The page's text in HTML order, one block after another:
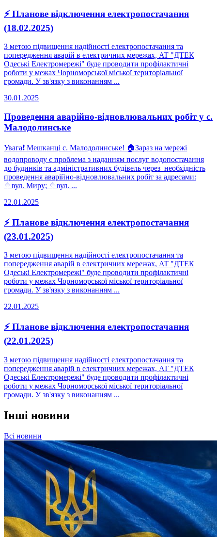
⚡ Планове відключення електропостачання
(18.02.2025)
З метою підвищення надійності електропостачання та
попередження аварій в електричних мережах, AT "ДТЕК
Одеські Електромережі" буде проводити профілактичні
роботи у межах Чорноморської міської територіальної
громади. У зв'язку з виконанням ...
30.01.2025
Проведення аварійно-відновлювальних робіт у с.
Малодолинське
Увага❗️ Мешканці с. Малодолинське! 🏠Зараз на мережі
водопроводу є проблема з наданням послуг водопостачання
до будинків та адміністративних будівель через необхідність
проведення аварійно-відновлювальних робіт за адресами:
🔷вул. Миру; 🔷вул. ...
22.01.2025
⚡ Планове відключення електропостачання
(23.01.2025)
З метою підвищення надійності електропостачання та
попередження аварій в електричних мережах, AT "ДТЕК
Одеські Електромережі" буде проводити профілактичні
роботи у межах Чорноморської міської територіальної
громади. У зв'язку з виконанням ...
22.01.2025
⚡ Планове відключення електропостачання
(22.01.2025)
З метою підвищення надійності електропостачання та
попередження аварій в електричних мережах, AT "ДТЕК
Одеські Електромережі" буде проводити профілактичні
роботи у межах Чорноморської міської територіальної
громади. У зв'язку з виконанням ...
Інші новини
Всі новини